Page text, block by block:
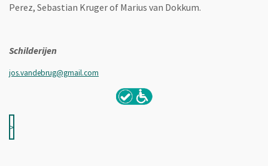
Perez, Sebastian Kruger of Marius van Dokkum.
Schilderijen
jos.vandebrug@gmail.com
>